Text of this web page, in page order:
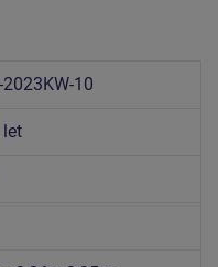
2023KW-10
let